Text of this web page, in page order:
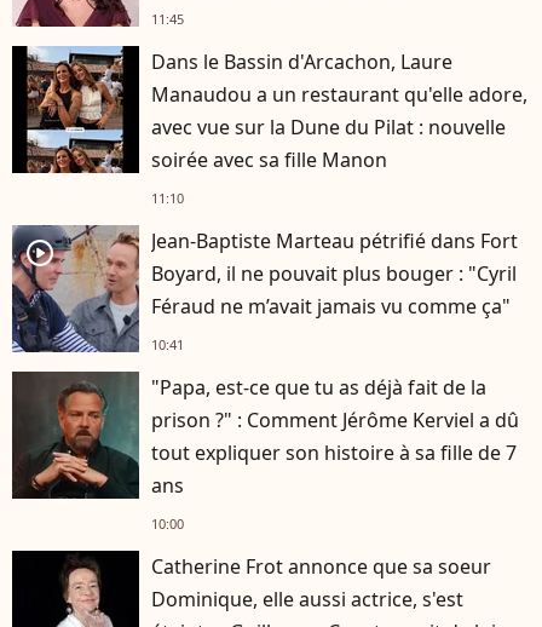
11:45
Dans le Bassin d'Arcachon, Laure
Manaudou a un restaurant qu'elle adore,
avec vue sur la Dune du Pilat : nouvelle
soirée avec sa fille Manon
11:10
player2
Jean-Baptiste Marteau pétrifié dans Fort
Boyard, il ne pouvait plus bouger : "Cyril
Féraud ne m’avait jamais vu comme ça"
10:41
"Papa, est-ce que tu as déjà fait de la
prison ?" : Comment Jérôme Kerviel a dû
tout expliquer son histoire à sa fille de 7
ans
10:00
Catherine Frot annonce que sa soeur
Dominique, elle aussi actrice, s'est